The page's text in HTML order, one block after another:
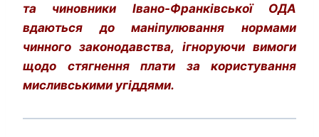
та чиновники Івано-Франківської ОДА
вдаються до маніпулювання нормами
чинного законодавства, ігноруючи вимоги
щодо стягнення плати за користування
мисливськими угіддями.